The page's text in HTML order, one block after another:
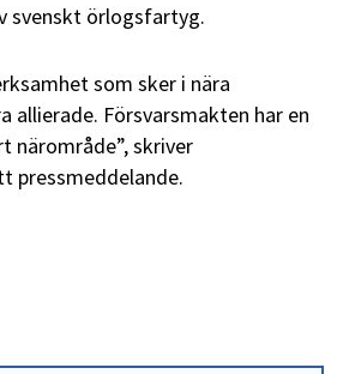
svenskt örlogsfartyg.
som sker i nära
allierade. Försvarsmakten har en
närområde”, skriver
pressmeddelande.